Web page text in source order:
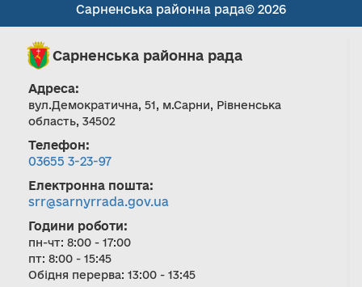
Сарненська районна рада© 2026
Сарненська районна рада
Адреса:
вул.Демократична, 51, м.Сарни, Рівненська
область, 34502
Телефон:
03655 3-23-97
Електронна пошта:
srr@sarnyrrada.gov.ua
Години роботи:
пн-чт: 8:00 - 17:00
пт: 8:00 - 15:45
Обідня перерва: 13:00 - 13:45